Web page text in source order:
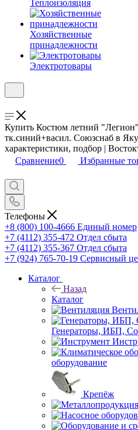
Теплоизоляция
Хозяйственные
принадлежности
Электротовары
Купить Костюм летний
тк.синий+васил. Союзснаб в
характеристики, подбор |
Сравнение0 Избранные
Телефоны
+8 (800) 100-4666 Единый номер
+7 (4112) 355-472 Отдел сбыта
+7 (4112) 355-367 Отдел сбыта
+7 (924) 765-70-19 Сервисный
Каталог
Назад
Каталог
Генераторы, ИБП,
оборудование
Крепёж